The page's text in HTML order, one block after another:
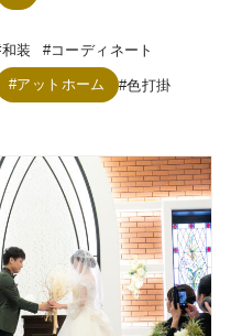
和装 コーディネート
アットホーム 色打掛